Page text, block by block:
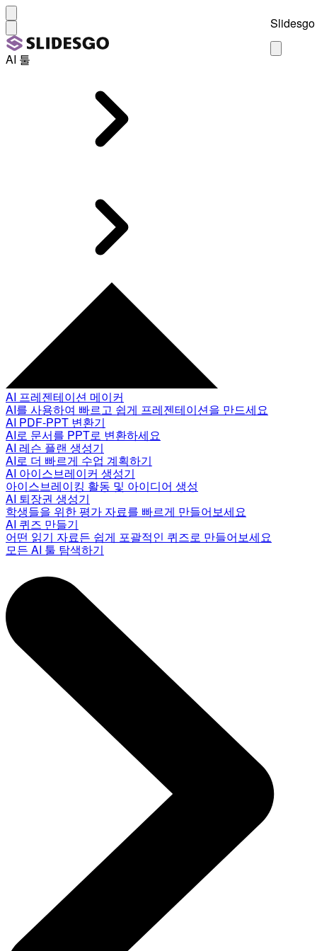
AI 툴
AI 프레젠테이션 메이커
AI를 사용하여 빠르고 쉽게 프레젠테이션을 만드세요
AI PDF-PPT 변환기
AI로 문서를 PPT로 변환하세요
AI 레슨 플랜 생성기
AI로 더 빠르게 수업 계획하기
AI 아이스브레이커 생성기
아이스브레이킹 활동 및 아이디어 생성
AI 퇴장권 생성기
학생들을 위한 평가 자료를 빠르게 만들어보세요
AI 퀴즈 만들기
어떤 읽기 자료든 쉽게 포괄적인 퀴즈로 만들어보세요
모든 AI 툴 탐색하기